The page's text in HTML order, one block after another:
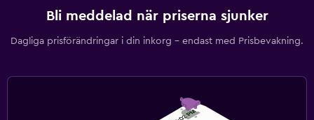
Bli meddelad när priserna sjunker
Dagliga prisförändringar i din inkorg – endast med Prisbevakning.